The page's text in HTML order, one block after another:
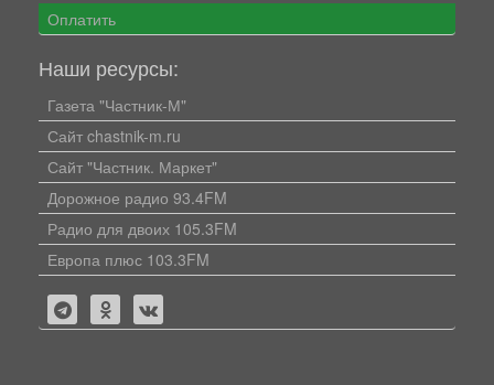
Оплатить
Наши ресурсы:
Газета "Частник-М"
Сайт chastnik-m.ru
Сайт "Частник. Маркет"
Дорожное радио 93.4FM
Радио для двоих 105.3FM
Европа плюс 103.3FM